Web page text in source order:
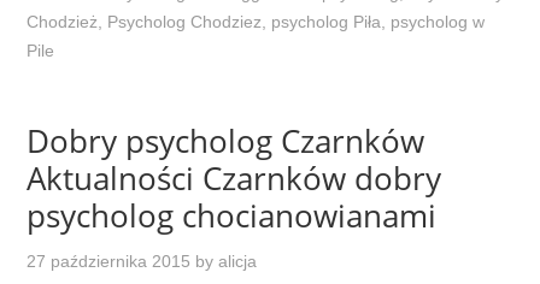
Chodzież
Psycholog Chodziez psycholog Piła
psycholog w
Pile
Dobry psycholog Czarnków
Aktualności Czarnków dobry
psycholog chocianowianami
27 października 2015 byalicja